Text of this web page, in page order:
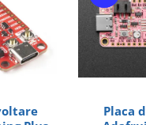
Placa